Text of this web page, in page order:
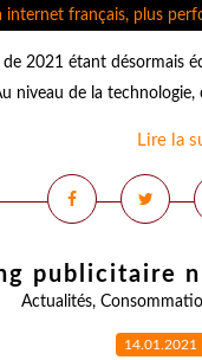
2021 étant désormais
niveau de la
Lire la
publicitaire
Actualités,
14.01.2021